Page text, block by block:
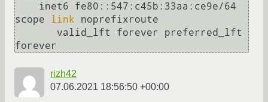
scope link noprefixroute
forever
rizh42
07.06.2021 18:56:50 +00:00